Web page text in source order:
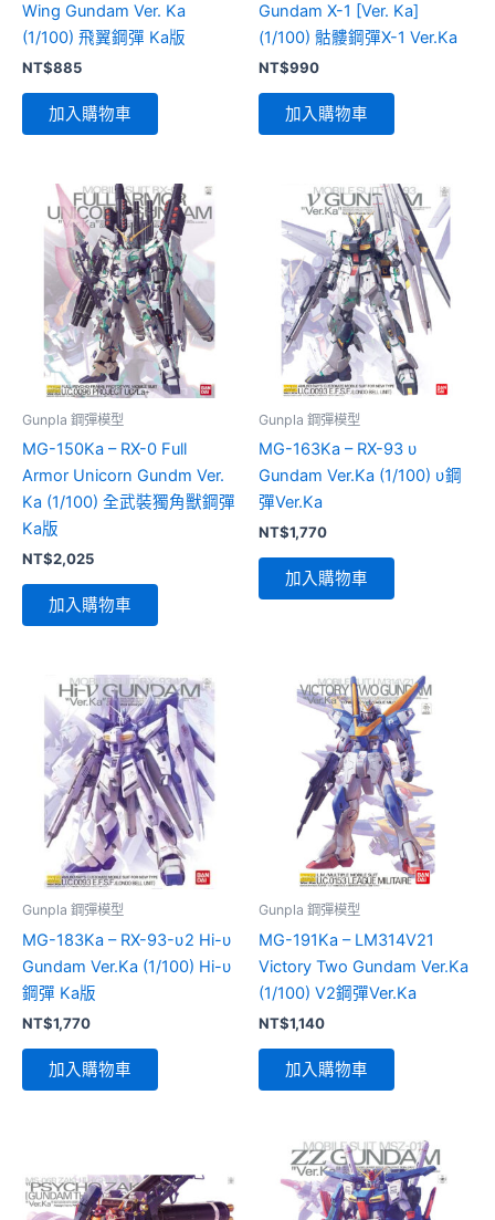
Wing Gundam Ver. Ka
(1/100) 飛翼鋼彈 Ka版
NT$885
加入購物車
Gundam X-1 [Ver. Ka]
(1/100) 骷髏鋼彈X-1 Ver.Ka
NT$990
加入購物車
Gunpla 鋼彈模型
MG-150Ka – RX-0 Full
Armor Unicorn Gundm Ver.
Ka (1/100) 全武裝獨角獸鋼彈
Ka版
NT$2,025
加入購物車
Gunpla 鋼彈模型
MG-163Ka – RX-93 υ
Gundam Ver.Ka (1/100) υ鋼
彈Ver.Ka
NT$1,770
加入購物車
Gunpla 鋼彈模型
MG-183Ka – RX-93-υ2 Hi-υ
Gundam Ver.Ka (1/100) Hi-υ
鋼彈 Ka版
NT$1,770
加入購物車
Gunpla 鋼彈模型
MG-191Ka – LM314V21
Victory Two Gundam Ver.Ka
(1/100) V2鋼彈Ver.Ka
NT$1,140
加入購物車